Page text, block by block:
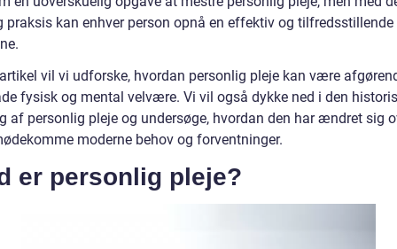
praksis kan enhver person opnå en effektiv og tilfredsstillende
vil vi udforske, hvordan personlig pleje kan være
fysisk og mental velvære. Vi vil også dykke ned i den
af personlig pleje og undersøge, hvordan den har ændret sig
moderne behov og forventninger.
er personlig pleje?